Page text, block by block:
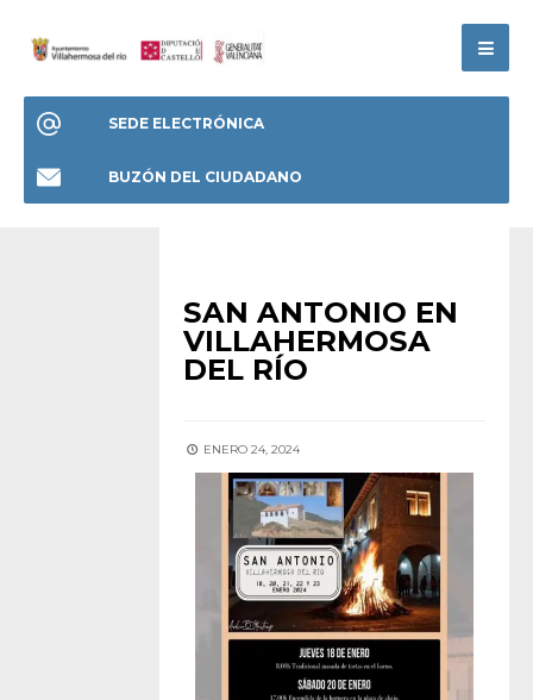
SEDE ELECTRÓNICA
BUZÓN DEL CIUDADANO
SAN ANTONIO EN
VILLAHERMOSA
DEL RÍO
ENERO 24, 2024